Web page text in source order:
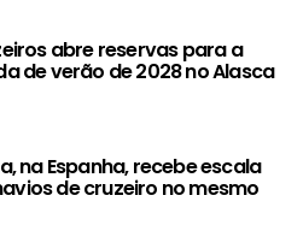
abre reservas para a
de verão de 2028 no Alasca
na Espanha, recebe escala
de cruzeiro no mesmo